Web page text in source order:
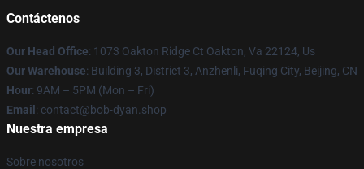
Contáctenos
Our Head Office: 1073 Oakton Ridge Ct Oakton, Va 22124, Us
Our Warehouse: Building 3, District 3, Anzhenli, Fuqing City, Beijing, CN
Hour: 9AM – 5PM (Mon – Fri)
Email : contact@bob-dyan.shop
Nuestra empresa
Sobre nosotros